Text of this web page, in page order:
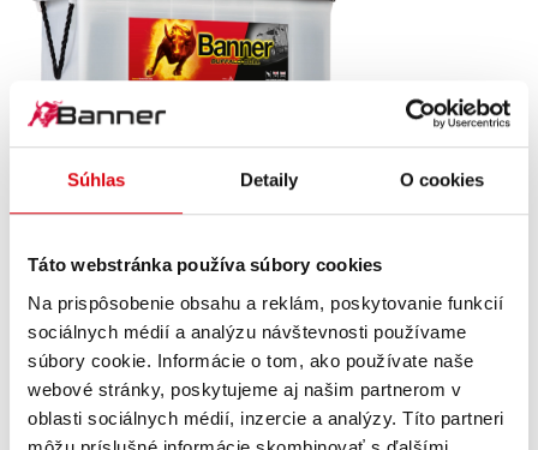
Súhlas Detaily O cookies
Táto webstránka používa súbory cookies
Na prispôsobenie obsahu a reklám, poskytovanie funkcií
sociálnych médií a analýzu návštevnosti používame
súbory cookie. Informácie o tom, ako používate naše
webové stránky, poskytujeme aj našim partnerom v
oblasti sociálnych médií, inzercie a analýzy. Títo partneri
Buffalo Bull SLI
Vývesný štít značkovej kvality Banner. Dodatočné
vybavenie s kvalitou originálu (OE)!
PODROBNOSTI O PRODUKTE >